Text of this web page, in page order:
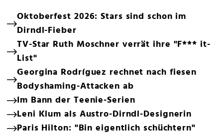
Oktoberfest 2026: Stars sind schon im
Dirndl-Fieber
TV-Star Ruth Moschner verrät ihre "F*** it-
List"
Georgina Rodríguez rechnet nach fiesen
Bodyshaming-Attacken ab
Im Bann der Teenie-Serien
Leni Klum als Austro-Dirndl-Designerin
Paris Hilton: "Bin eigentlich schüchtern"